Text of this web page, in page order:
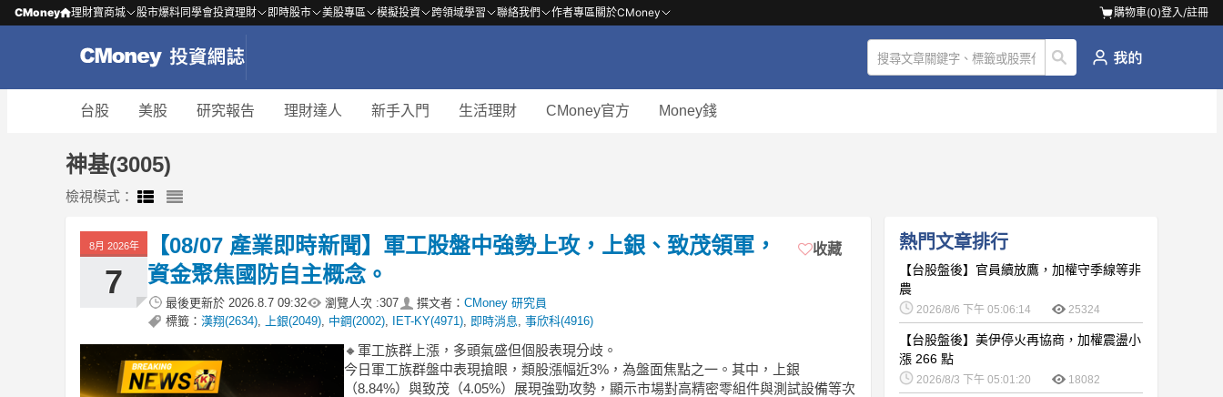
CMoney 理財寶商城 股市爆料同學會投資理財 即時股市 美股專區 模擬投資 跨領域學習 聯絡我們 作者專區關於CMoney 購物車(0)登入/註冊
台股 美股 研究報告 理財達人 新手入門 生活理財 CMoney官方 Money錢
神基(3005)
檢視模式：
8月 2026年
7
【08/07 產業即時新聞】軍工股盤中強勢上攻，上銀、致茂領軍，
資金聚焦國防自主概念。
最後更新於 2026.8.7 09:32 瀏覽人次 :307 撰文者： CMoney 研究員
標籤： 漢翔(2634) 上銀(2049) 中鋼(2002) IET-KY(4971) 即時消息 事欣科(4916)
收藏
🔸軍工族群上漲，多頭氣盛但個股表現分歧。
今日軍工族群盤中表現搶眼，類股漲幅近3%，為盤面焦點之一。其中，上銀
（8.84%）與致茂（4.05%）展現強勁攻勢，顯示市場對高精密零組件與測試設備等次
熱門文章排行
【台股盤後】官員續放鷹，加權守季線等非
農
2026/8/6 下午 05:06:14 25324
【台股盤後】美伊停火再協商，加權震盪小
漲 266 點
2026/8/3 下午 05:01:20 18082